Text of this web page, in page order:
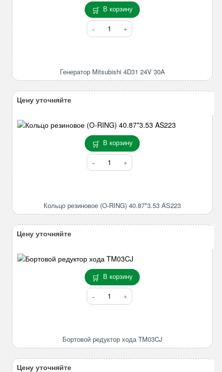
В корзину
Количество
товара
24V
Генератор Mitsubishi 4D31 24V 30A
В корзину
Количество
товара
RING)
Кольцо резиновое (O-RING) 40.87*3.53 AS223
Цену уточняйте
В корзину
Количество
товара
TM03CJ
Бортовой редуктор хода TM03CJ
Цену уточняйте
Цену уточняйте